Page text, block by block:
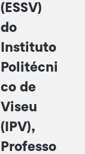
(ESSV)
do
Instituto
Politécni
co de
Viseu
(IPV),
Professo